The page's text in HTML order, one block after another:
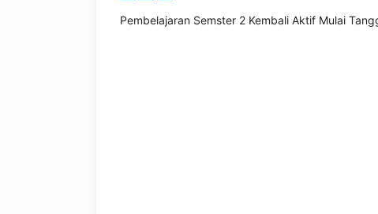
Pembelajaran Semster 2 Kembali Aktif Mulai